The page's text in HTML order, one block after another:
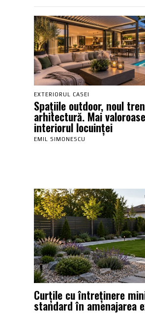
EXTERIORUL CASEI
Spațiile outdoor, noul
arhitectură. Mai
interiorul locuinței
EMIL SIMONESCU
Curțile cu întreținere
standard în amenajarea